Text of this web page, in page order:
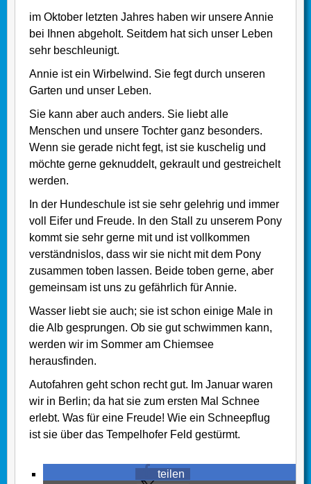
im Oktober letzten Jahres haben wir unsere Annie
bei Ihnen abgeholt. Seitdem hat sich unser Leben
sehr beschleunigt.
Annie ist ein Wirbelwind. Sie fegt durch unseren
Garten und unser Leben.
Sie kann aber auch anders. Sie liebt alle
Menschen und unsere Tochter ganz besonders.
Wenn sie gerade nicht fegt, ist sie kuschelig und
möchte gerne geknuddelt, gekrault und gestreichelt
werden.
In der Hundeschule ist sie sehr gelehrig und immer
voll Eifer und Freude. In den Stall zu unserem Pony
kommt sie sehr gerne mit und ist vollkommen
verständnislos, dass wir sie nicht mit dem Pony
zusammen toben lassen. Beide toben gerne, aber
gemeinsam ist uns zu gefährlich für Annie.
Wasser liebt sie auch; sie ist schon einige Male in
die Alb gesprungen. Ob sie gut schwimmen kann,
werden wir im Sommer am Chiemsee
herausfinden.
Autofahren geht schon recht gut. Im Januar waren
wir in Berlin; da hat sie zum ersten Mal Schnee
erlebt. Was für eine Freude! Wie ein Schneepflug
ist sie über das Tempelhofer Feld gestürmt.
teilen